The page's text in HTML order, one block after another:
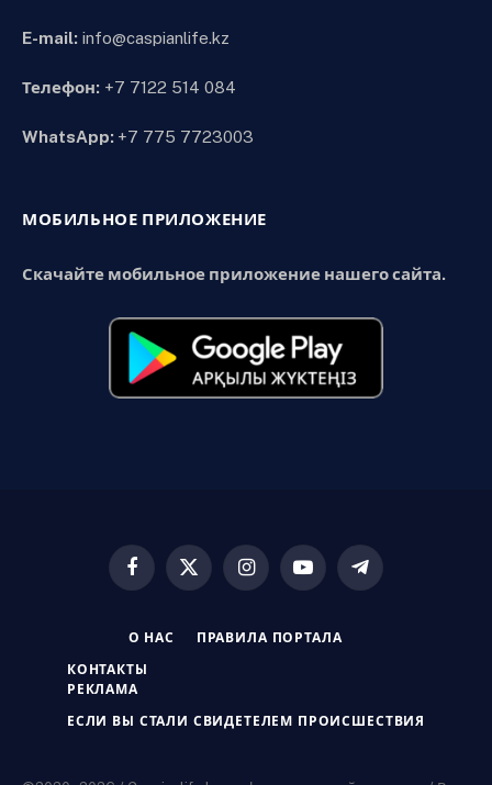
E-mail: info@caspianlife.kz
Телефон: +7 7122 514 084
WhatsApp: +7 775 7723003
МОБИЛЬНОЕ ПРИЛОЖЕНИЕ
Скачайте мобильное приложение нашего сайта.
Facebook
X
InstagramYouTubeTelegram
О НАС ПРАВИЛА ПОРТАЛА
КОНТАКТЫ
РЕКЛАМА
ЕСЛИ ВЫ СТАЛИ СВИДЕТЕЛЕМ ПРОИСШЕСТВИЯ